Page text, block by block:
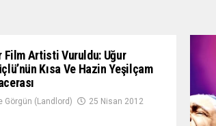
Film Artisti Vuruldu: Uğur
Kısa Ve Hazin Yeşilçam
Görgün (Landlord) 25 Nisan 2012